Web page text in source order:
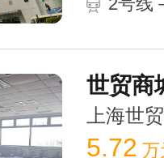
世贸商
上海世
5.72 万